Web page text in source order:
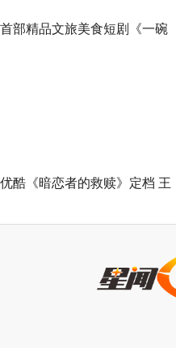
首部精品文旅美食短剧《一碗
优酷《暗恋者的救赎》定档 王